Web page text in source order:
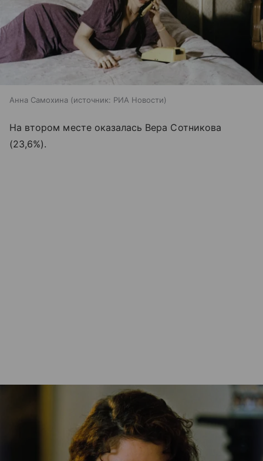
Анна Самохина источник: РИА Новости
На втором месте оказалась Вера Сотникова
(23,6%).